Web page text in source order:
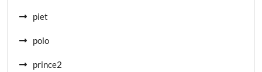
piet
polo
prince2